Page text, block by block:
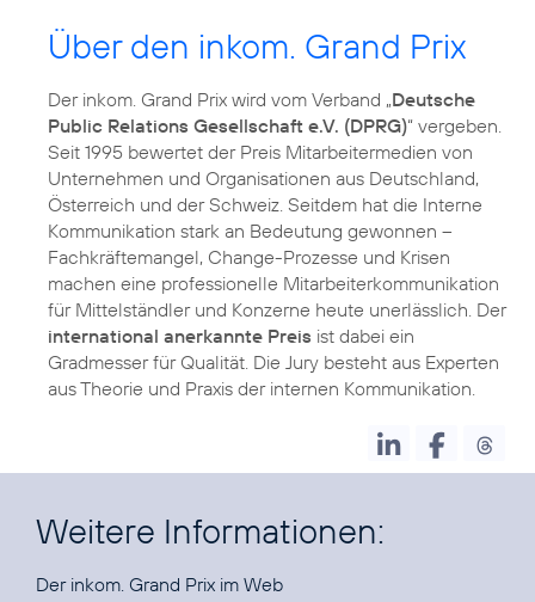
Über den inkom. Grand Prix
Der inkom. Grand Prix wird vom Verband „Deutsche
Public Relations Gesellschaft e.V. (DPRG)“ vergeben.
Seit 1995 bewertet der Preis Mitarbeitermedien von
Unternehmen und Organisationen aus Deutschland,
Österreich und der Schweiz. Seitdem hat die Interne
Kommunikation stark an Bedeutung gewonnen –
Fachkräftemangel, Change-Prozesse und Krisen
machen eine professionelle Mitarbeiterkommunikation
für Mittelständler und Konzerne heute unerlässlich. Der
international anerkannte Preis ist dabei ein
Gradmesser für Qualität. Die Jury besteht aus Experten
aus Theorie und Praxis der internen Kommunikation.
Weitere Informationen:
Der inkom. Grand Prix im Web